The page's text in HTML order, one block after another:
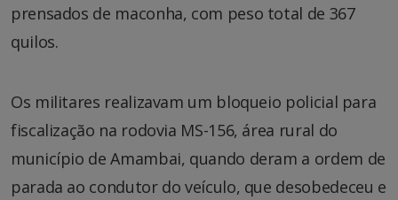
prensados de maconha, com peso total de 367
quilos.
Os militares realizavam um bloqueio policial para
fiscalização na rodovia MS-156, área rural do
município de Amambai, quando deram a ordem de
parada ao condutor do veículo, que desobedeceu e